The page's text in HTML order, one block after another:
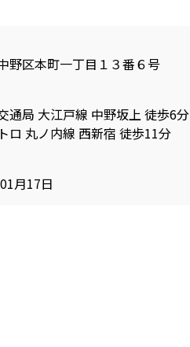
野区本町一丁目１３番６号
通局 大江戸線 中野坂上 徒歩6分
ロ 丸ノ内線 西新宿 徒歩11分
月17日